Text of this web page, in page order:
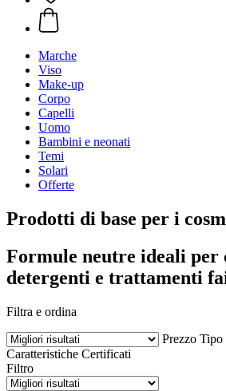
Marche
Viso
Make-up
Corpo
Capelli
Uomo
Bambini e neonati
Temi
Solari
Offerte
Prodotti di base per i
Formule neutre ideali per
detergenti e trattamenti
Filtra e ordina
Prezzo Tipo
Caratteristiche Certificati
Filtro